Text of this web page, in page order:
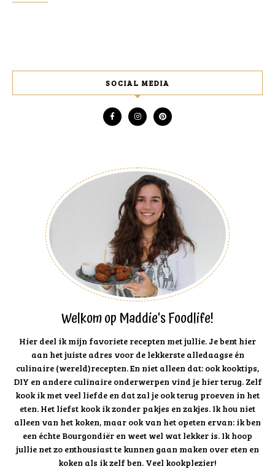
SOCIAL MEDIA
Welkom op Maddie's Foodlife!
Hier deel ik mijn favoriete recepten met jullie. Je bent hier
aan het juiste adres voor de lekkerste alledaagse én
culinaire (wereld)recepten. En niet alleen dat: ook kooktips,
DIY en andere culinaire onderwerpen vind je hier terug. Zelf
kook ik met veel liefde en dat zal je ook terug proeven in het
eten. Het liefst kook ik zonder pakjes en zakjes. Ik hou niet
alleen van het koken, maar ook van het opeten ervan: ik ben
een échte Bourgondiër en weet wel wat lekker is. Ik hoop
jullie net zo enthousiast te kunnen gaan maken over eten en
koken als ik zelf ben. Veel kookplezier!